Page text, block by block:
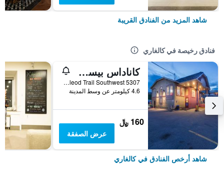
شاهد المزيد من الفنادق القريبة
فنادق رخيصة في كالغاري
كاناداس بيست فاليو إن كالجاري تشينوك ستيشن
5307 Macleod Trail Southwest, كالغاري, AB, كندا
4.6 كيلومتر عن وسط المدينة
160 ﷼
عرض الصفقة
شاهد أرخص الفنادق في كالغاري